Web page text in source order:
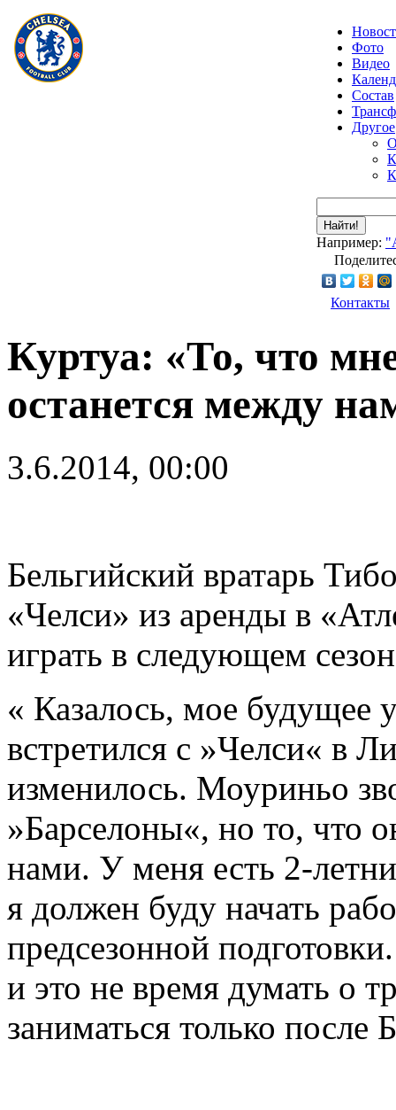
Фото
Видео
Состав
Другое
Найти!
Например:
Контакты
Куртуа: «То, что
останется между
3.6.2014, 00:00
Бельгийский вратарь
«Челси» из аренды в
играть в следующем
« Казалось, мое будущее
встретился с »Челси« в
изменилось. Моуриньо
»Барселоны«, но то, что
нами. У меня есть 2-
я должен буду начать
предсезонной
и это не время думать о
заниматься только